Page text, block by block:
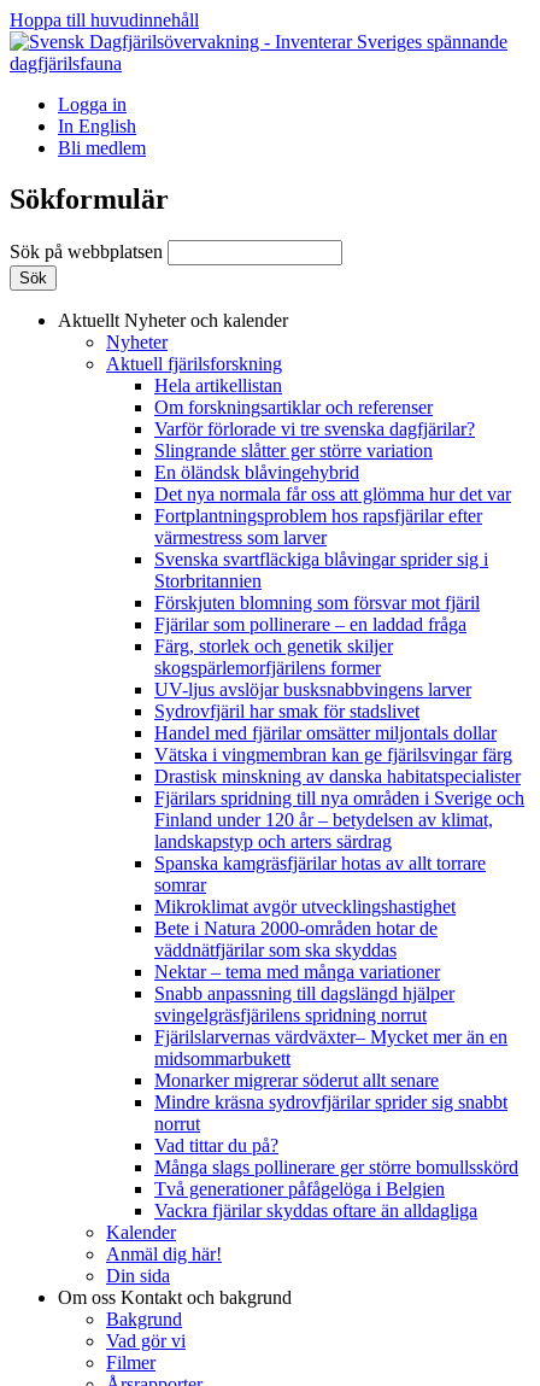
Hoppa till huvudinnehåll
Logga in
In English
Bli medlem
Sökformulär
Sök på webbplatsen
Aktuellt Nyheter och kalender
Nyheter
Aktuell fjärilsforskning
Hela artikellistan
Om forskningsartiklar och referenser
Varför förlorade vi tre svenska dagfjärilar?
Slingrande slåtter ger större variation
En öländsk blåvingehybrid
Det nya normala får oss att glömma hur det var
Fortplantningsproblem hos rapsfjärilar efter
värmestress som larver
Svenska svartfläckiga blåvingar sprider sig i
Storbritannien
Förskjuten blomning som försvar mot fjäril
Fjärilar som pollinerare – en laddad fråga
Färg, storlek och genetik skiljer
skogspärlemorfjärilens former
UV-ljus avslöjar busksnabbvingens larver
Sydrovfjäril har smak för stadslivet
Handel med fjärilar omsätter miljontals dollar
Vätska i vingmembran kan ge fjärilsvingar färg
Drastisk minskning av danska habitatspecialister
Fjärilars spridning till nya områden i Sverige och
Finland under 120 år– betydelsen av klimat,
landskapstyp och arters särdrag
Spanska kamgräsfjärilar hotas av allt torrare
somrar
Mikroklimat avgör utvecklingshastighet
Bete i Natura 2000-områden hotar de
väddnätfjärilar som ska skyddas
Nektar – tema med många variationer
Snabb anpassning till dagslängd hjälper
svingelgräsfjärilens spridning norrut
Fjärilslarvernas värdväxter– Mycket mer än en
midsommarbukett
Monarker migrerar söderut allt senare
Mindre kräsna sydrovfjärilar sprider sig snabbt
norrut
Vad tittar du på?
Många slags pollinerare ger större bomullsskörd
Två generationer påfågelöga i Belgien
Vackra fjärilar skyddas oftare än alldagliga
Kalender
Anmäl dig här!
Din sida
Om oss Kontakt och bakgrund
Bakgrund
Vad gör vi
Filmer